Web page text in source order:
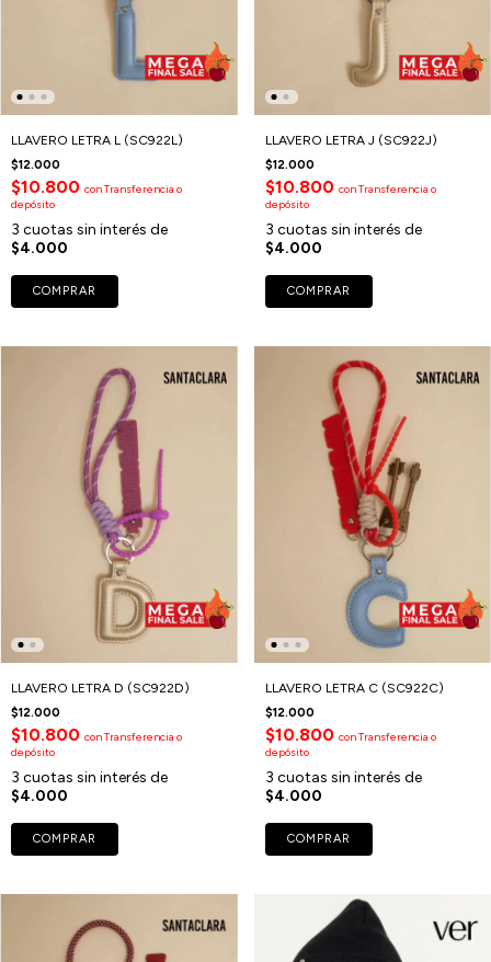
LLAVERO LETRA L (SC922L)
$12.000
$10.800 conTransferencia o
depósito
3 cuotas sin interés de
$4.000
COMPRAR
LLAVERO LETRA J (SC922J)
$12.000
$10.800 conTransferencia o
depósito
3 cuotas sin interés de
$4.000
COMPRAR
LLAVERO LETRA D (SC922D)
$12.000
$10.800 conTransferencia o
depósito
3 cuotas sin interés de
$4.000
COMPRAR
LLAVERO LETRA C (SC922C)
$12.000
$10.800 conTransferencia o
depósito
3 cuotas sin interés de
$4.000
COMPRAR